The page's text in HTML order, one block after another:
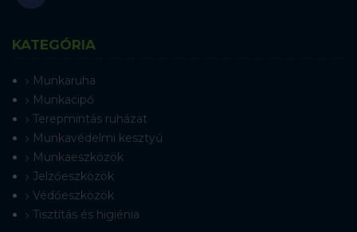
KATEGÓRIA
Munkaruha
Munkacipő
Terepmintás ruházat
Munkavédelmi kesztyű
Munkaeszközök
Jelzőeszközök
Védőeszközök
Tisztítás és higiénia